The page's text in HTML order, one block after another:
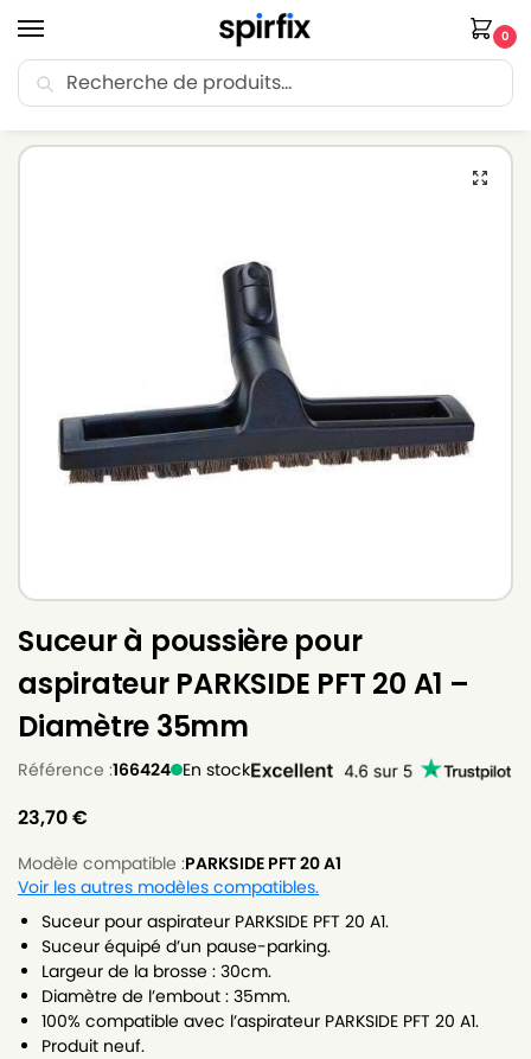
0
🚚 Livraison Point Relais offerte dès 30€ d’achat.
Suceur à poussière pour
aspirateur PARKSIDE PFT 20 A1 –
Diamètre 35mm
Référence :166424 En stock
23,70€
Modèle compatible :PARKSIDE PFT 20 A1
Voir les autres modèles compatibles.
Suceur pour aspirateur PARKSIDE PFT 20 A1.
Suceur équipé d’un pause-parking.
Largeur de la brosse : 30cm.
Diamètre de l’embout : 35mm.
100% compatible avec l’aspirateur PARKSIDE PFT 20 A1.
Produit neuf.